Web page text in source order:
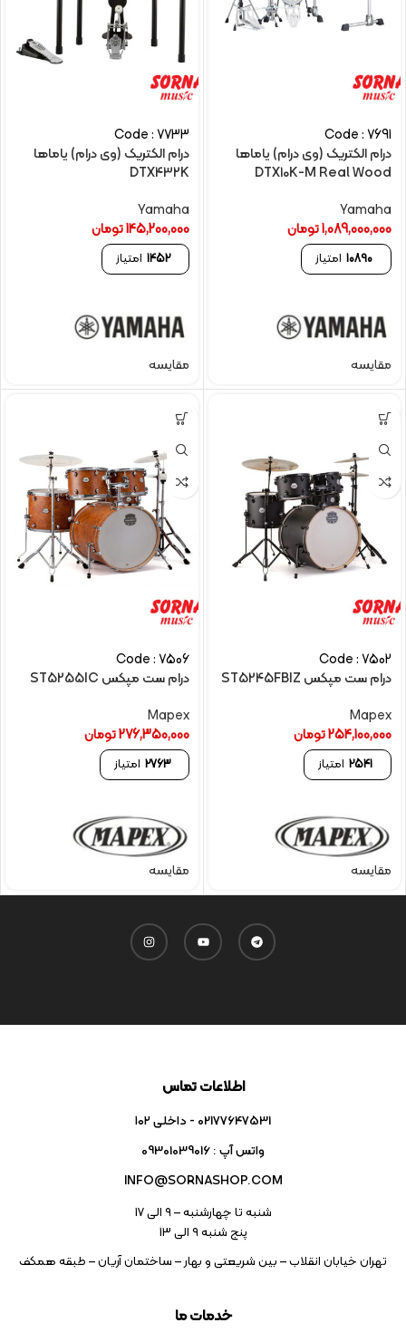
Code : 7691
درام الکتریک (وی درام) یاماها
DTX10K-M Real Wood
Yamaha
1,089,000,000تومان
10890 امتیاز
مقایسه
Code : 7733
درام الکتریک (وی درام) یاماها
DTX432K
Yamaha
145,200,000تومان
1452 امتیاز
مقایسه
Code : 7502
درام ست مپکس ST5245FBIZ
Mapex
254,100,000تومان
2541 امتیاز
مقایسه
Code : 7506
درام ست مپکس ST5255IC
Mapex
276,350,000تومان
2763 امتیاز
مقایسه
خدمات ما
اطلاعات تماس
02177647531 - داخلی ۱۰۲
واتس آپ : 09301039016
INFO@SORNASHOP.COM
شنبه تا چهارشنبه – ۹ الی 17
پنج شنبه ۹ الی 13
تهران خیابان انقلاب – بین شریعتی و بهار – ساختمان آریان – طبقه همکف